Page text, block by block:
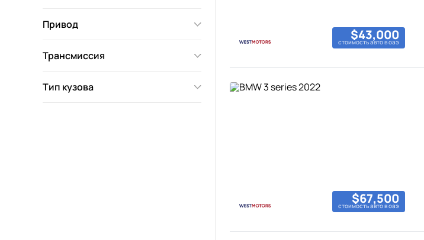
Привод
Трансмиссия
Тип кузова
$43,000
стоимость авто в оаэ
$67,500
стоимость авто в оаэ